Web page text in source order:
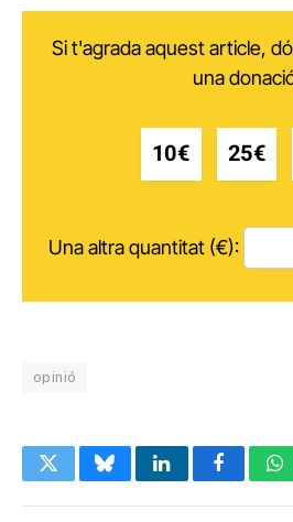
Si t'agrada aquest article,
una
10€ 25€
Una altra quantitat (€):
opinió
TwitterBlueskyLinkedInFacebook